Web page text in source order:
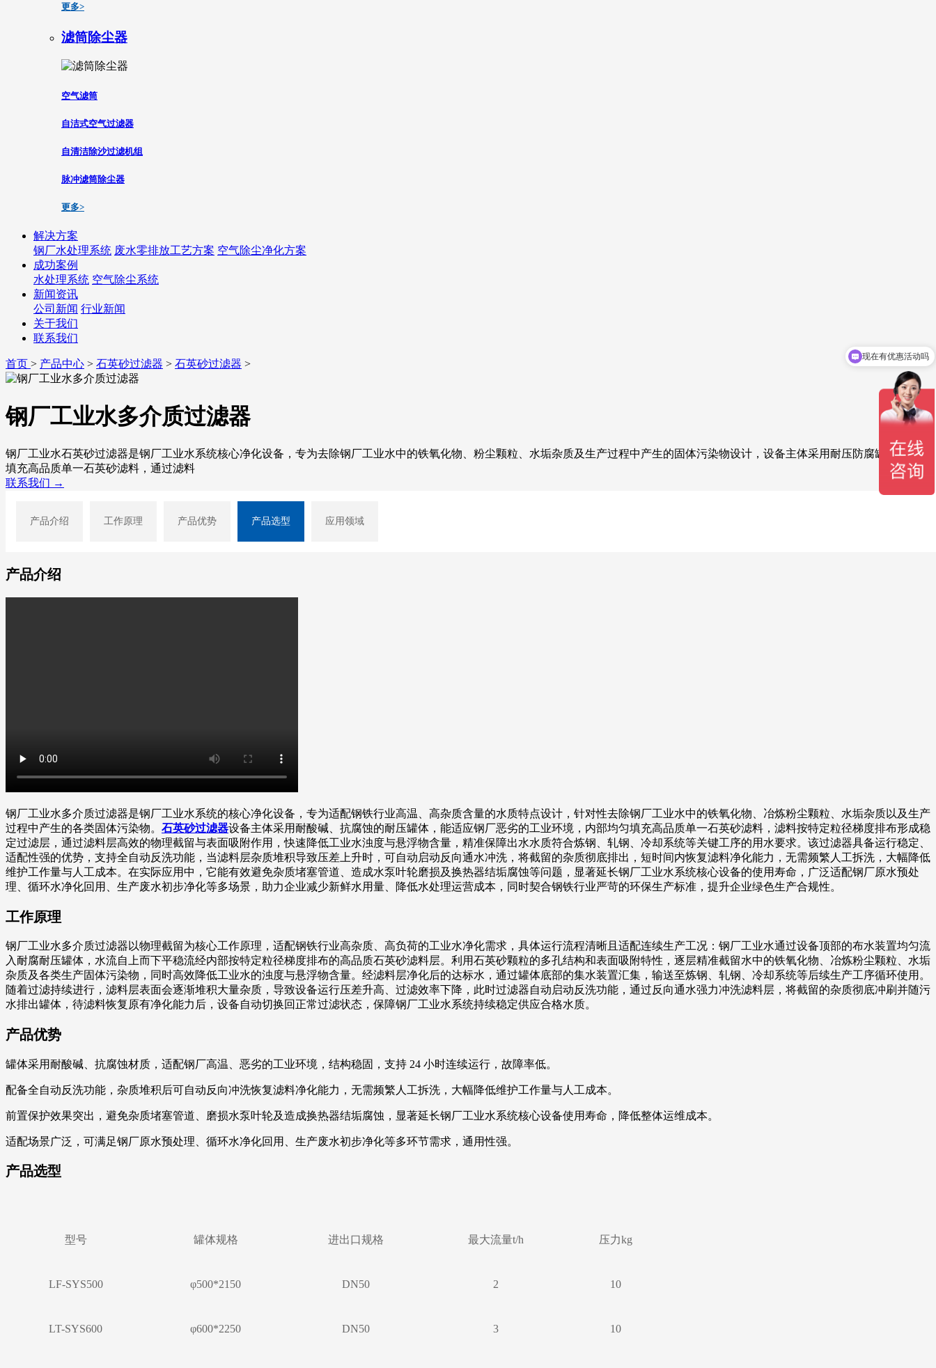
更多>
滤筒除尘器
空气滤筒
自洁式空气过滤器
自清洁除沙过滤机组
脉冲滤筒除尘器
更多>
解决方案
钢厂水处理系统 废水零排放工艺方案 空气除尘净化方案
成功案例
水处理系统 空气除尘系统
新闻资讯
公司新闻 行业新闻
关于我们
联系我们
首页 > 产品中心 > 石英砂过滤器 > 石英砂过滤器 >
钢厂工业水多介质过滤器
钢厂工业水石英砂过滤器是钢厂工业水系统核心净化设备，专为去除钢厂工业水中的铁氧化物、粉尘颗粒、水垢杂质及生产过程中产生的固体污染物设计，设备主体采用耐压防腐罐体，内部
填充高品质单一石英砂滤料，通过滤料
联系我们 →
产品介绍 工作原理 产品优势 产品选型 应用领域
产品介绍
钢厂工业水多介质过滤器是钢厂工业水系统的核心净化设备，专为适配钢铁行业高温、高杂质含量的水质特点设计，针对性去除钢厂工业水中的铁氧化物、冶炼粉尘颗粒、水垢杂质以及生产
过程中产生的各类固体污染物。 石英砂过滤器设备主体采用耐酸碱、抗腐蚀的耐压罐体，能适应钢厂恶劣的工业环境，内部均匀填充高品质单一石英砂滤料，滤料按特定粒径梯度排布形成稳
定过滤层，通过滤料层高效的物理截留与表面吸附作用，快速降低工业水浊度与悬浮物含量，精准保障出水水质符合炼钢、轧钢、冷却系统等关键工序的用水要求。该过滤器具备运行稳定、
适配性强的优势，支持全自动反洗功能，当滤料层杂质堆积导致压差上升时，可自动启动反向通水冲洗，将截留的杂质彻底排出，短时间内恢复滤料净化能力，无需频繁人工拆洗，大幅降低
维护工作量与人工成本。在实际应用中，它能有效避免杂质堵塞管道、造成水泵叶轮磨损及换热器结垢腐蚀等问题，显著延长钢厂工业水系统核心设备的使用寿命，广泛适配钢厂原水预处
理、循环水净化回用、生产废水初步净化等多场景，助力企业减少新鲜水用量、降低水处理运营成本，同时契合钢铁行业严苛的环保生产标准，提升企业绿色生产合规性。
工作原理
钢厂工业水多介质过滤器以物理截留为核心工作原理，适配钢铁行业高杂质、高负荷的工业水净化需求，具体运行流程清晰且适配连续生产工况：钢厂工业水通过设备顶部的布水装置均匀流
入耐腐耐压罐体，水流自上而下平稳流经内部按特定粒径梯度排布的高品质石英砂滤料层。利用石英砂颗粒的多孔结构和表面吸附特性，逐层精准截留水中的铁氧化物、冶炼粉尘颗粒、水垢
杂质及各类生产固体污染物，同时高效降低工业水的浊度与悬浮物含量。经滤料层净化后的达标水，通过罐体底部的集水装置汇集，输送至炼钢、轧钢、冷却系统等后续生产工序循环使用。
随着过滤持续进行，滤料层表面会逐渐堆积大量杂质，导致设备运行压差升高、过滤效率下降，此时过滤器自动启动反洗功能，通过反向通水强力冲洗滤料层，将截留的杂质彻底冲刷并随污
水排出罐体，待滤料恢复原有净化能力后，设备自动切换回正常过滤状态，保障钢厂工业水系统持续稳定供应合格水质。
产品优势
罐体采用耐酸碱、抗腐蚀材质，适配钢厂高温、恶劣的工业环境，结构稳固，支持 24 小时连续运行，故障率低。
配备全自动反洗功能，杂质堆积后可自动反向冲洗恢复滤料净化能力，无需频繁人工拆洗，大幅降低维护工作量与人工成本。
前置保护效果突出，避免杂质堵塞管道、磨损水泵叶轮及造成换热器结垢腐蚀，显著延长钢厂工业水系统核心设备使用寿命，降低整体运维成本。
适配场景广泛，可满足钢厂原水预处理、循环水净化回用、生产废水初步净化等多环节需求，通用性强。
产品选型
型号 罐体规格 进出口规格 最大流量t/h 压力kg
LF-SYS500 φ500*2150 DN50 2 10
LT-SYS600 φ600*2250 DN50 3 10
现在有优惠活动吗